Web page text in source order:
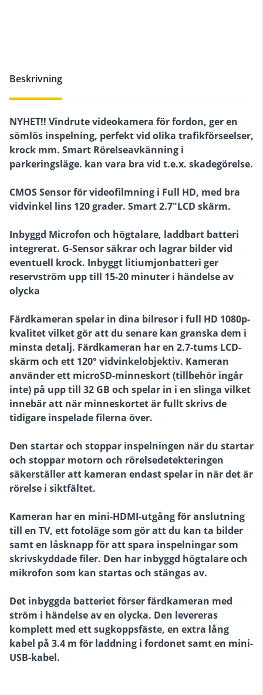
Beskrivning
NYHET!! Vindrute videokamera för fordon, ger en
sömlös inspelning, perfekt vid olika trafikförseelser,
krock mm. Smart Rörelseavkänning i
parkeringsläge. kan vara bra vid t.e.x. skadegörelse.
CMOS Sensor för videofilmning i Full HD, med bra
vidvinkel lins 120 grader. Smart 2.7"LCD skärm.
Inbyggd Microfon och högtalare, laddbart batteri
integrerat. G-Sensor säkrar och lagrar bilder vid
eventuell krock. Inbyggt litiumjonbatteri ger
reservström upp till 15-20 minuter i händelse av
olycka
Färdkameran spelar in dina bilresor i full HD 1080p-
kvalitet vilket gör att du senare kan granska dem i
minsta detalj. Färdkameran har en 2.7-tums LCD-
skärm och ett 120° vidvinkelobjektiv. Kameran
använder ett microSD-minneskort (tillbehör ingår
inte) på upp till 32 GB och spelar in i en slinga vilket
innebär att när minneskortet är fullt skrivs de
tidigare inspelade filerna över.
Den startar och stoppar inspelningen när du startar
och stoppar motorn och rörelsedetekteringen
säkerställer att kameran endast spelar in när det är
rörelse i siktfältet.
Kameran har en mini-HDMI-utgång för anslutning
till en TV, ett fotoläge som gör att du kan ta bilder
samt en låsknapp för att spara inspelningar som
skrivskyddade filer. Den har inbyggd högtalare och
mikrofon som kan startas och stängas av.
Det inbyggda batteriet förser färdkameran med
ström i händelse av en olycka. Den levereras
komplett med ett sugkoppsfäste, en extra lång
kabel på 3.4 m för laddning i fordonet samt en mini-
USB-kabel.